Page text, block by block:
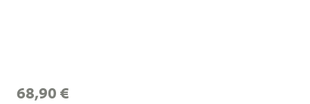
68,90 €